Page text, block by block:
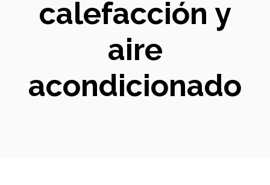
calefacción y
aire
acondicionado